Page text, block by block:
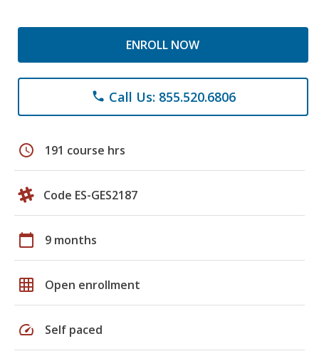
ENROLL NOW
phone Call Us: 855.520.6806
schedule 191 course hrs
Code ES-GES2187
calendar_today 9 months
grid_on Open enrollment
speed Self paced